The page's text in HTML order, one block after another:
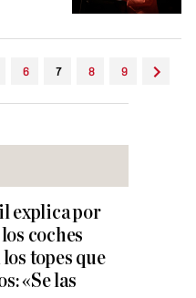
6 7 8 9
explica por
coches
topes que
«Se las